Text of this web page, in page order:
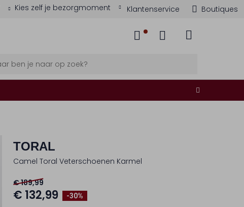
Kies zelf je bezorgmoment Klantenservice Boutiques
TORAL
Camel Toral Veterschoenen Karmel
-30%
€ 189,99
€ 132,99